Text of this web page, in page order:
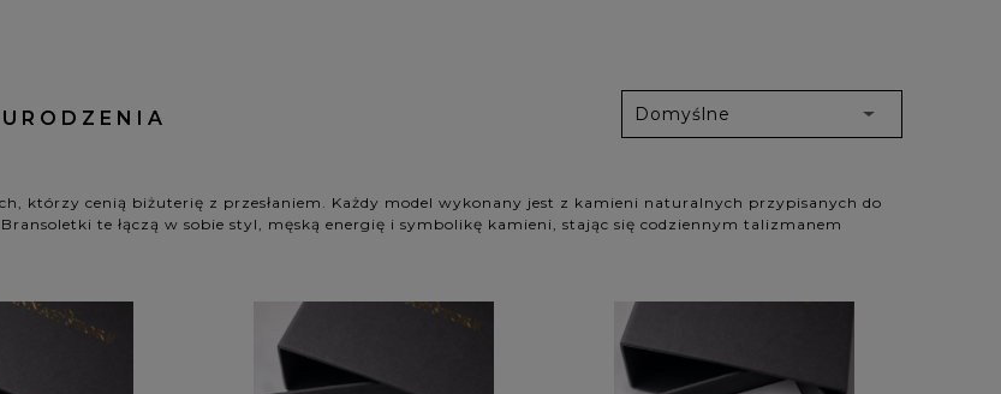
którzy cenią biżuterię z przesłaniem. Każdy model wykonany jest z kamieni naturalnych przypisanych do
te łączą w sobie styl, męską energię i symbolikę kamieni, stając się codziennym talizmanem